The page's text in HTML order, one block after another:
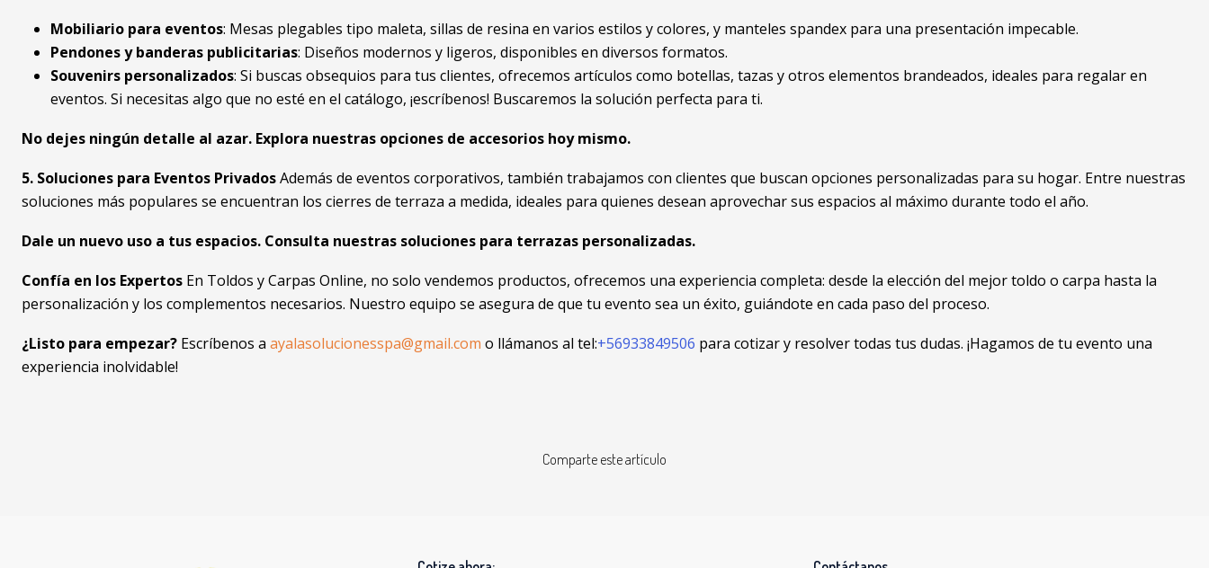
Mobiliario para eventos: Mesas plegables tipo maleta, sillas de resina en varios estilos y colores, y manteles spandex para una presentación impecable.
Pendones y banderas publicitarias: Diseños modernos y ligeros, disponibles en diversos formatos.
Souvenirs personalizados: Si buscas obsequios para tus clientes, ofrecemos artículos como botellas, tazas y otros elementos brandeados, ideales para regalar en
eventos. Si necesitas algo que no esté en el catálogo, ¡escríbenos! Buscaremos la solución perfecta para ti.
No dejes ningún detalle al azar. Explora nuestras opciones de accesorios hoy mismo.
5. Soluciones para Eventos PrivadosAdemás de eventos corporativos, también trabajamos con clientes que buscan opciones personalizadas para su hogar. Entre nuestras
soluciones más populares se encuentran los cierres de terraza a medida, ideales para quienes desean aprovechar sus espacios al máximo durante todo el año.
Dale un nuevo uso a tus espacios. Consulta nuestras soluciones para terrazas personalizadas.
Confía en los Expertos En Toldos y Carpas Online, no solo vendemos productos, ofrecemos una experiencia completa: desde la elección del mejor toldo o carpa hasta la
personalización y los complementos necesarios. Nuestro equipo se asegura de que tu evento sea un éxito, guiándote en cada paso del proceso.
¿Listo para empezar? Escríbenos a ayalasolucionesspa@gmail.com o llámanos al tel:+56933849506 para cotizar y resolver todas tus dudas. ¡Hagamos de tu evento una
experiencia inolvidable!
Comparte este artículo